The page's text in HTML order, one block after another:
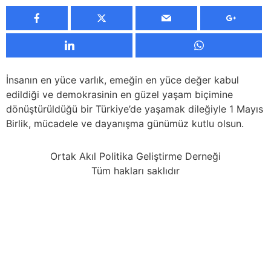
İnsanın en yüce varlık, emeğin en yüce değer kabul
edildiği ve demokrasinin en güzel yaşam biçimine
dönüştürüldüğü bir Türkiye’de yaşamak dileğiyle 1 Mayıs
Birlik, mücadele ve dayanışma günümüz kutlu olsun.
Ortak Akıl Politika Geliştirme Derneği
Tüm hakları saklıdır